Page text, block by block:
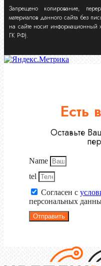
Запрещено копирование,
материалов данного сайта без
на сайте носит информационный
ГК РФ).
Есть
Оставьте
Name
tel
Согласен с
персональных
Отправить